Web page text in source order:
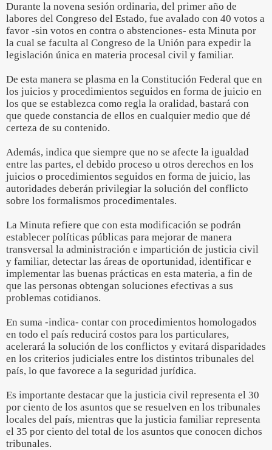
Durante la novena sesión ordinaria, del primer año de
labores del Congreso del Estado, fue avalado con 40 votos a
favor -sin votos en contra o abstenciones- esta Minuta por
la cual se faculta al Congreso de la Unión para expedir la
legislación única en materia procesal civil y familiar.
De esta manera se plasma en la Constitución Federal que en
los juicios y procedimientos seguidos en forma de juicio en
los que se establezca como regla la oralidad, bastará con
que quede constancia de ellos en cualquier medio que dé
certeza de su contenido.
Además, indica que siempre que no se afecte la igualdad
entre las partes, el debido proceso u otros derechos en los
juicios o procedimientos seguidos en forma de juicio, las
autoridades deberán privilegiar la solución del conflicto
sobre los formalismos procedimentales.
La Minuta refiere que con esta modificación se podrán
establecer políticas públicas para mejorar de manera
transversal la administración e impartición de justicia civil
y familiar, detectar las áreas de oportunidad, identificar e
implementar las buenas prácticas en esta materia, a fin de
que las personas obtengan soluciones efectivas a sus
problemas cotidianos.
En suma -indica- contar con procedimientos homologados
en todo el país reducirá costos para los particulares,
acelerará la solución de los conflictos y evitará disparidades
en los criterios judiciales entre los distintos tribunales del
país, lo que favorece a la seguridad jurídica.
Es importante destacar que la justicia civil representa el 30
por ciento de los asuntos que se resuelven en los tribunales
locales del país, mientras que la justicia familiar representa
el 35 por ciento del total de los asuntos que conocen dichos
tribunales.